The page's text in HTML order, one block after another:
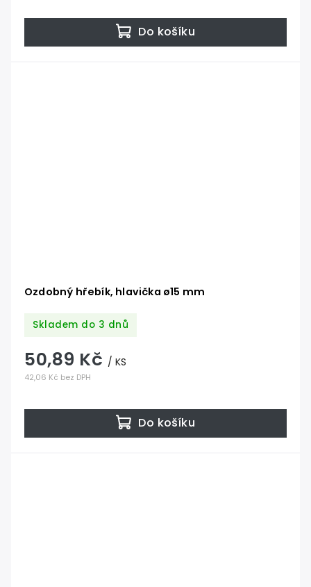
Do košíku
Ozdobný hřebík, hlavička ø15 mm
Skladem do 3 dnů
42,06 Kč bez DPH
50,89 Kč / KS
Do košíku